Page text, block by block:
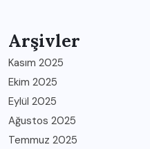
Arşivler
Kasım 2025
Ekim 2025
Eylül 2025
Ağustos 2025
Temmuz 2025